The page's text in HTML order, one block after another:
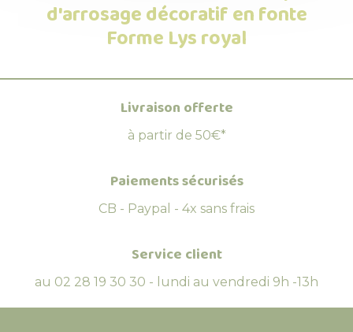
d'arrosage décoratif en fonte
Forme Lys royal
Livraison offerte
à partir de 50€*
Paiements sécurisés
CB - Paypal - 4x sans frais
Service client
au 02 28 19 30 30 - lundi au vendredi 9h -13h